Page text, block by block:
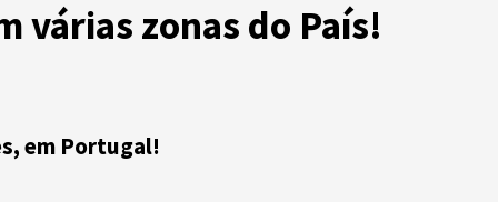
várias zonas do País!
em Portugal!